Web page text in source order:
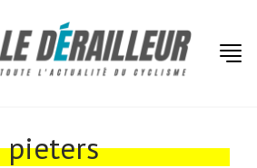
pieters